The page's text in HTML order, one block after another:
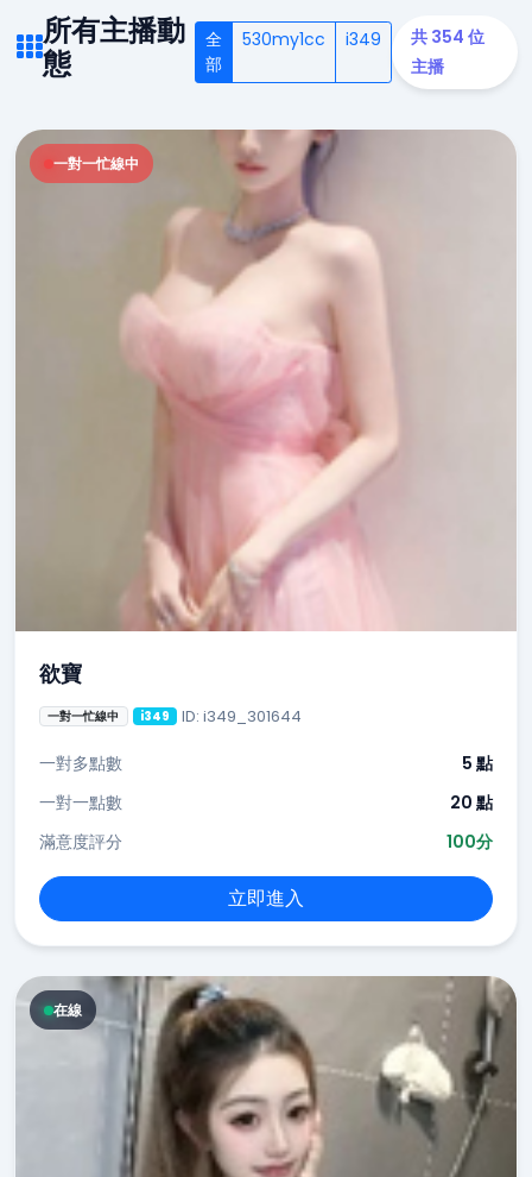
所有主播動
態
全
部
530my1cc i349
共 354 位
主播
一對一忙線中
欲寶
一對一忙線中 i349 ID: i349_301644
一對多點數
5 點
一對一點數
20 點
滿意度評分
100分
立即進入
在線